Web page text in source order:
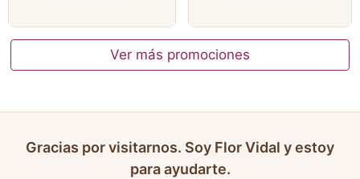
Ver más promociones
Gracias por visitarnos. Soy Flor Vidal y estoy
para ayudarte.